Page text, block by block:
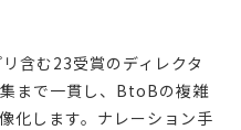
含む23受賞のディレクタ
まで一貫し、BtoBの複雑
化します。ナレーション手